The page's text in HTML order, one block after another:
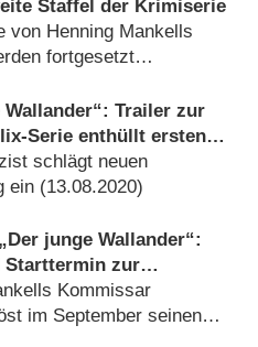
Staffel der Krimiserie
von Henning Mankells
fortgesetzt
Wallander“: Trailer zur
Serie enthüllt ersten
Detektivs
schlägt neuen
ein (13.08.2020)
junge Wallander“:
Starttermin zur
Netflix-Serie
Kommissar
im September seinen